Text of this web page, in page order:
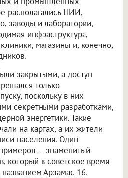
располагались НИИ,
заводы и лаборатории,
инфраструктура,
магазины и, конечно,
закрытыми, а доступ
только
поскольку в них
секретными разработками,
энергетики. Такие
на картах, а их жители
населения. Один
— знаменитый
который в советское время
Арзамас-16.